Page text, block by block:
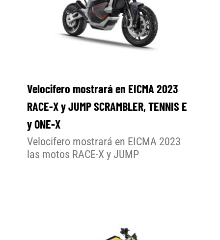
Velocifero mostrará en EICMA 2023
RACE-X y JUMP SCRAMBLER, TENNIS E
y ONE-X
Velocifero mostrará en EICMA 2023
las motos RACE-X y JUMP